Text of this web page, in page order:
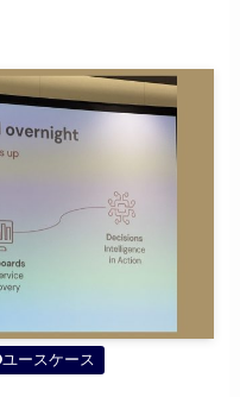
ユースケース